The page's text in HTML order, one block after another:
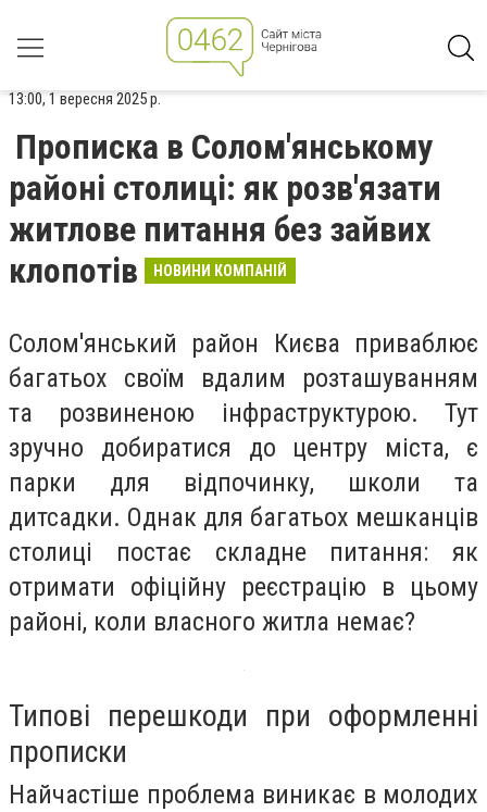
13:00, 1 вересня 2025 р.
Прописка в Солом'янському
районі столиці: як розв'язати
житлове питання без зайвих
клопотів
НОВИНИ КОМПАНІЙ
Солом'янський район Києва приваблює
багатьох своїм вдалим розташуванням
та розвиненою інфраструктурою. Тут
зручно добиратися до центру міста, є
парки для відпочинку, школи та
дитсадки. Однак для багатьох мешканців
столиці постає складне питання: як
отримати офіційну реєстрацію в цьому
районі, коли власного житла немає?
Типові перешкоди при оформленні
прописки
Найчастіше проблема виникає в молодих